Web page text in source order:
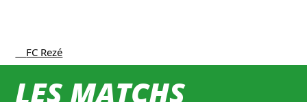
LES MATCHS
    FC Rezé